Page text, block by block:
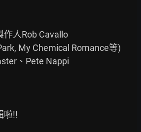
人Rob Cavallo
My Chemical Romance等)
、Pete Nappi
啦!!